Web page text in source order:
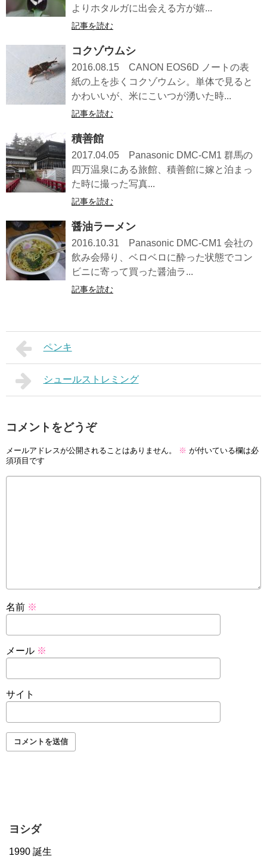
よりホタルガに出会える方が嬉...
記事を読む
コクゾウムシ
2016.08.15 CANON EOS6D ノートの表
紙の上を歩くコクゾウムシ。単体で見ると
かわいいが、米にこいつが湧いた時...
記事を読む
積善館
2017.04.05 Panasonic DMC-CM1 群馬の
四万温泉にある旅館、積善館に嫁と泊まっ
た時に撮った写真...
記事を読む
醤油ラーメン
2016.10.31 Panasonic DMC-CM1 会社の
飲み会帰り、ベロベロに酔った状態でコン
ビニに寄って買った醤油ラ...
記事を読む
ペンキ
シュールストレミング
コメントをどうぞ
メールアドレスが公開されることはありません。 ※ が付いている欄は必
須項目です
名前 ※
メール ※
サイト
ヨシダ
1990 誕生